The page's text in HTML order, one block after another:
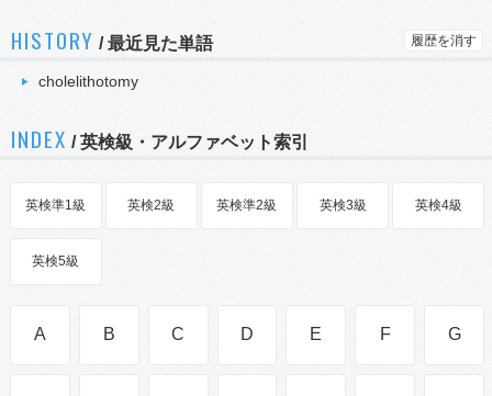
HISTORY /最近見た単語 履歴を消す
cholelithotomy
INDEX / 英検級・アルファベット索引
英検準1級 英検2級 英検準2級 英検3級 英検4級
英検5級
A B C D E F G